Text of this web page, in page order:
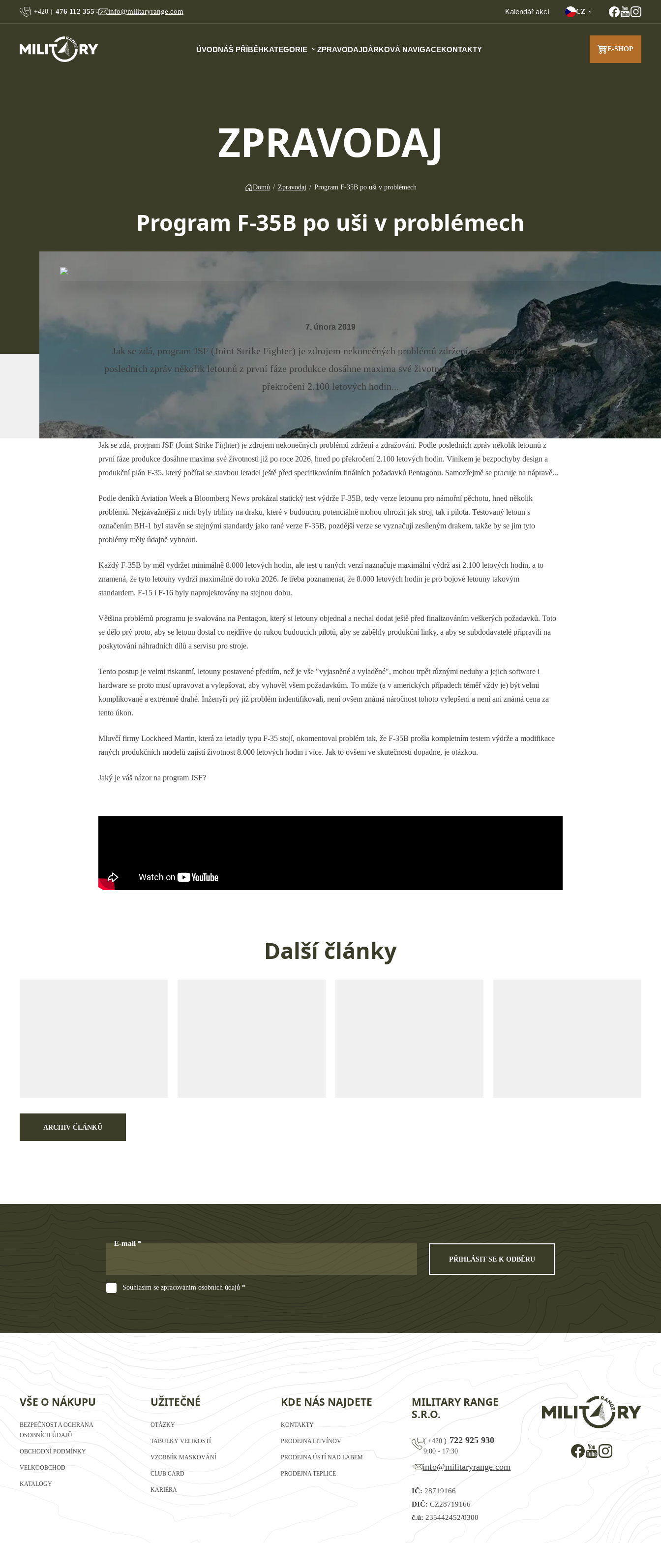
( +420 ) 476 112 355 info@militaryrange.com Kalendář akcí CZ
ÚVODNÁŠ PŘÍBĚHKATEGORIE ZPRAVODAJDÁRKOVÁ NAVIGACEKONTAKTY E-SHOP
ZPRAVODAJ
Domů / Zpravodaj / Program F-35B po uši v problémech
Program F-35B po uši v problémech
7. února 2019
Jak se zdá, program JSF (Joint Strike Fighter) je zdrojem nekonečných problémů zdržení a zdražování. Podle
posledních zpráv několik letounů z první fáze produkce dosáhne maxima své životnosti již po roce 2026, hned po
překročení 2.100 letových hodin...
Jak se zdá, program JSF (Joint Strike Fighter) je zdrojem nekonečných problémů zdržení a zdražování. Podle posledních zpráv několik letounů z
první fáze produkce dosáhne maxima své životnosti již po roce 2026, hned po překročení 2.100 letových hodin. Viníkem je bezpochyby design a
produkční plán F-35, který počítal se stavbou letadel ještě před specifikováním finálních požadavků Pentagonu. Samozřejmě se pracuje na nápravě...
Podle deníků Aviation Week a Bloomberg News prokázal statický test výdrže F-35B, tedy verze letounu pro námořní pěchotu, hned několik
problémů. Nejzávažnější z nich byly trhliny na draku, které v budoucnu potenciálně mohou ohrozit jak stroj, tak i pilota. Testovaný letoun s
označením BH-1 byl stavěn se stejnými standardy jako rané verze F-35B, pozdější verze se vyznačují zesíleným drakem, takže by se jim tyto
problémy měly údajně vyhnout.
Každý F-35B by měl vydržet minimálně 8.000 letových hodin, ale test u raných verzí naznačuje maximální výdrž asi 2.100 letových hodin, a to
znamená, že tyto letouny vydrží maximálně do roku 2026. Je třeba poznamenat, že 8.000 letových hodin je pro bojové letouny takovým
standardem. F-15 i F-16 byly naprojektovány na stejnou dobu.
Většina problémů programu je svalována na Pentagon, který si letouny objednal a nechal dodat ještě před finalizováním veškerých požadavků. Toto
se dělo prý proto, aby se letoun dostal co nejdříve do rukou budoucích pilotů, aby se zaběhly produkční linky, a aby se subdodavatelé připravili na
poskytování náhradních dílů a servisu pro stroje.
Tento postup je velmi riskantní, letouny postavené předtím, než je vše "vyjasněné a vyladěné", mohou trpět různými neduhy a jejich software i
hardware se proto musí upravovat a vylepšovat, aby vyhověl všem požadavkům. To může (a v amerických případech téměř vždy je) být velmi
komplikované a extrémně drahé. Inženýři prý již problém indentifikovali, není ovšem známá náročnost tohoto vylepšení a není ani známá cena za
tento úkon.
Mluvčí firmy Lockheed Martin, která za letadly typu F-35 stojí, okomentoval problém tak, že F-35B prošla kompletním testem výdrže a modifikace
raných produkčních modelů zajistí životnost 8.000 letových hodin i více. Jak to ovšem ve skutečnosti dopadne, je otázkou.
Jaký je váš názor na program JSF?
Další články
ARCHIV ČLÁNKŮ
E-mail
PŘIHLÁSIT SE K ODBĚRU
Souhlasím se zpracováním osobních údajů *
VŠE O NÁKUPU
BEZPEČNOST A OCHRANA
OSOBNÍCH ÚDAJŮ
OBCHODNÍ PODMÍNKY
VELKOOBCHOD
KATALOGY
UŽITEČNÉ
OTÁZKY
TABULKY VELIKOSTÍ
VZORNÍK MASKOVÁNÍ
CLUB CARD
KARIÉRA
KDE NÁS NAJDETE
KONTAKTY
PRODEJNA LITVÍNOV
PRODEJNA ÚSTÍ NAD LABEM
PRODEJNA TEPLICE
MILITARY RANGE
S.R.O.
( +420) 722 925 930
9:00 - 17:30
info@militaryrange.com
IČ: 28719166
DIČ: CZ28719166
č.ú: 235442452/0300